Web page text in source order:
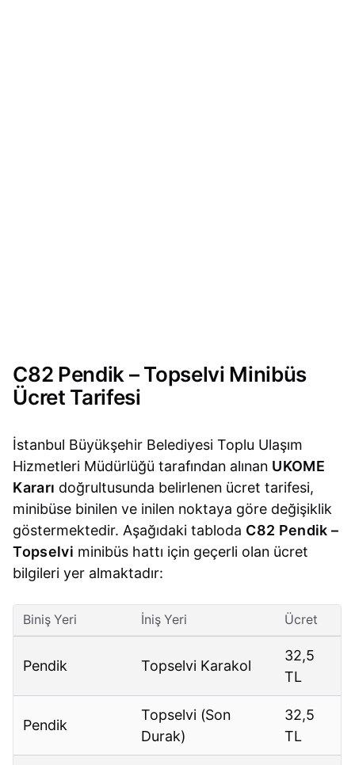
C82 Pendik – Topselvi Minibüs
Ücret Tarifesi
İstanbul Büyükşehir Belediyesi Toplu Ulaşım
Hizmetleri Müdürlüğü tarafından alınan UKOME
Kararı doğrultusunda belirlenen ücret tarifesi,
minibüse binilen ve inilen noktaya göre değişiklik
göstermektedir. Aşağıdaki tabloda C82 Pendik –
Topselvi minibüs hattı için geçerli olan ücret
bilgileri yer almaktadır:
Biniş Yeri İniş Yeri Ücret
Pendik Topselvi Karakol
32,5
TL
Pendik
Topselvi (Son
Durak)
32,5
TL